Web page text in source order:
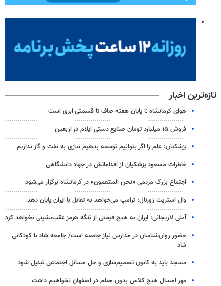
تازه‌ترین اخبار
هوای کرمانشاه تا پایان هفته صاف تا قسمتی ابری است
فروش ۱۵ میلیارد تومان صنایع دستی ایلام در اربعین
پزشکیان: علم را اگر بتوانیم توسعه بدهیم نیازی به نفت و گاز نداریم
خاطرات مسعود پزشکیان از اقداماتش در جهاد دانشگاهی
اجتماع بزرگ مردمی «نحن المنتقمون» در کرمانشاه برگزار می‌شود
وال‌ استریت ژورنال: ترامپ می‌خواهد به تقابل با ایران پایان دهد
آملی‌ لاریجانی: ایران به هیچ قیمتی از تنگه هرمز عقب‌نشینی نخواهد کرد
حضور روان‌شناسان در مدارس نیاز جامعه است/ جامعه شاد با کودکانی
شاد
مسجد باید به کانون تصمیم‌سازی و حل مسائل اجتماعی تبدیل شود
مهر امسال هیچ کلاس بدون معلم در اصفهان نخواهیم داشت